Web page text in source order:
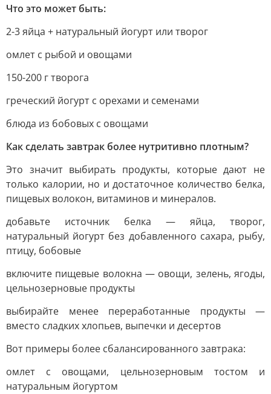
Что это может быть:
2-3 яйца + натуральный йогурт или творог
омлет с рыбой и овощами
150-200 г творога
греческий йогурт с орехами и семенами
блюда из бобовых с овощами
Как сделать завтрак более нутритивно плотным?
Это значит выбирать продукты, которые дают не
только калории, но и достаточное количество белка,
пищевых волокон, витаминов и минералов.
добавьте источник белка — яйца, творог,
натуральный йогурт без добавленного сахара, рыбу,
птицу, бобовые
включите пищевые волокна — овощи, зелень, ягоды,
цельнозерновые продукты
выбирайте менее переработанные продукты —
вместо сладких хлопьев, выпечки и десертов
Вот примеры более сбалансированного завтрака:
омлет с овощами, цельнозерновым тостом и
натуральным йогуртом